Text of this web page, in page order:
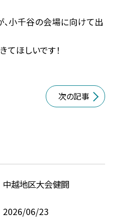
小千谷の会場に向けて出
てほしいです！
次の記事
中越地区大会健闘
2026/06/23